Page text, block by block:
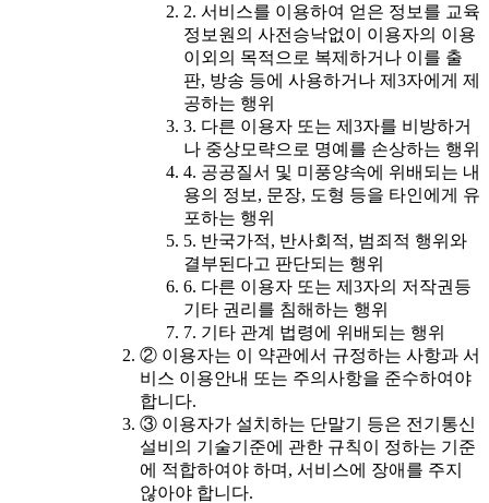
2. 서비스를 이용하여 얻은 정보를 교육
정보원의 사전승낙없이 이용자의 이용
이외의 목적으로 복제하거나 이를 출
판, 방송 등에 사용하거나 제3자에게 제
공하는 행위
3. 다른 이용자 또는 제3자를 비방하거
나 중상모략으로 명예를 손상하는 행위
4. 공공질서 및 미풍양속에 위배되는 내
용의 정보, 문장, 도형 등을 타인에게 유
포하는 행위
5. 반국가적, 반사회적, 범죄적 행위와
결부된다고 판단되는 행위
6. 다른 이용자 또는 제3자의 저작권등
기타 권리를 침해하는 행위
7. 기타 관계 법령에 위배되는 행위
② 이용자는 이 약관에서 규정하는 사항과 서
비스 이용안내 또는 주의사항을 준수하여야
합니다.
③ 이용자가 설치하는 단말기 등은 전기통신
설비의 기술기준에 관한 규칙이 정하는 기준
에 적합하여야 하며, 서비스에 장애를 주지
않아야 합니다.